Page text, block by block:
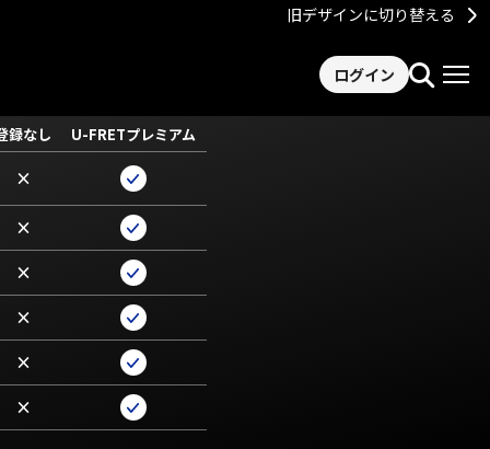
旧デザインに切り替える
ログイン
録なし U-FRETプレミアム
×
×
×
×
×
×